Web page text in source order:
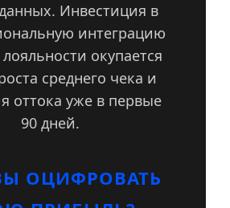
Инвестиция в
интеграцию
окупается
среднего чека и
оттока уже в первые
90 дней.
ОЦИФРОВАТЬ